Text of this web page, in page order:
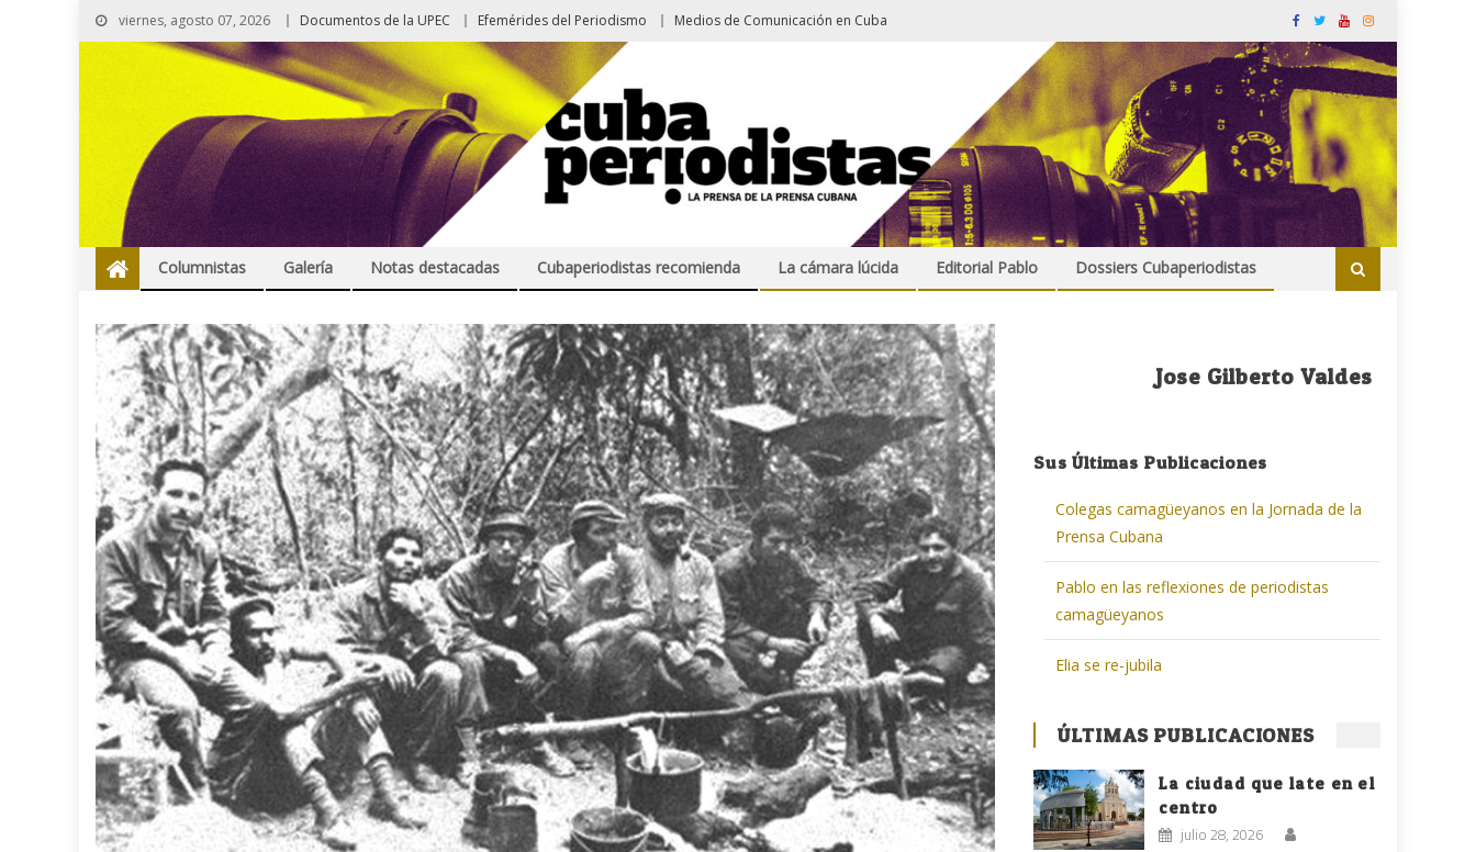
viernes, agosto 07, 2026 Documentos de la UPEC Efemérides del Periodismo Medios de Comunicación en Cuba
Columnistas Galería Notas destacadas Cubaperiodistas recomienda La cámara lúcida Editorial Pablo Dossiers Cubaperiodistas
Jose Gilberto Valdes
Sus Últimas Publicaciones
Colegas camagüeyanos en la Jornada de la
Prensa Cubana
Pablo en las reflexiones de periodistas
camagüeyanos
Elia se re-jubila
ÚLTIMAS PUBLICACIONES
La ciudad que late en el
centro
julio 28, 2026